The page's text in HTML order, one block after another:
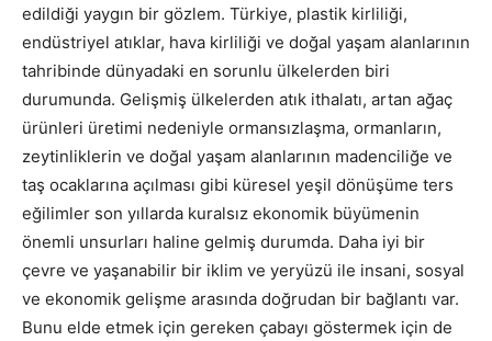
edildiği yaygın bir gözlem. Türkiye, plastik kirliliği,
endüstriyel atıklar, hava kirliliği ve doğal yaşam alanlarının
tahribinde dünyadaki en sorunlu ülkelerden biri
durumunda. Gelişmiş ülkelerden atık ithalatı, artan ağaç
ürünleri üretimi nedeniyle ormansızlaşma, ormanların,
zeytinliklerin ve doğal yaşam alanlarının madenciliğe ve
taş ocaklarına açılması gibi küresel yeşil dönüşüme ters
eğilimler son yıllarda kuralsız ekonomik büyümenin
önemli unsurları haline gelmiş durumda. Daha iyi bir
çevre ve yaşanabilir bir iklim ve yeryüzü ile insani, sosyal
ve ekonomik gelişme arasında doğrudan bir bağlantı var.
Bunu elde etmek için gereken çabayı göstermek için de